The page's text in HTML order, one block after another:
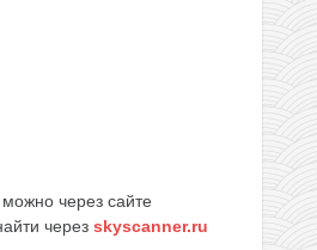
через сайте
через skyscanner.ru